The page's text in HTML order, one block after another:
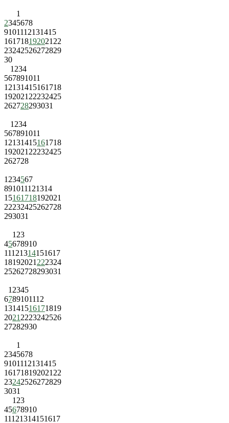
1
2345678
9101112131415
161718192021 22
23242526272829
30
1 234
567891011
12131415161718
192021 22232425
262728293031
1 234
567891011
12131415161718
192021 22232425
262728
1 234567
891011121314
15161718192021
22232425262728
293031
1 23
45678910
11121314151617
18192021 222324
25262728293031
1 2345
6789101112
13141516171819
2021 2223242526
27282930
1
2345678
9101112131415
161718192021 22
23242526272829
3031
1 23
45678910
11121314151617